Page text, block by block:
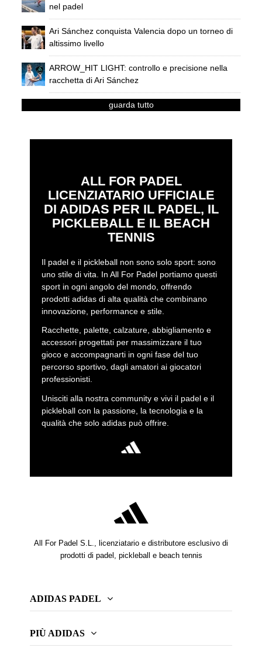
nel padel
Ari Sánchez conquista Valencia dopo un torneo di
altissimo livello
ARROW_HIT LIGHT: controllo e precisione nella
racchetta di Ari Sánchez
guarda tutto
ALL FOR PADEL
LICENZIATARIO UFFICIALE
DI ADIDAS PER IL PADEL, IL
PICKLEBALL E IL BEACH
TENNIS
Il padel e il pickleball non sono solo sport: sono
uno stile di vita. In All For Padel portiamo questi
sport in ogni angolo del mondo, offrendo
prodotti adidas di alta qualità che combinano
innovazione, performance e stile.
Racchette, palette, calzature, abbigliamento e
accessori progettati per massimizzare il tuo
gioco e accompagnarti in ogni fase del tuo
percorso sportivo, dagli amatori ai giocatori
professionisti.
Unisciti alla nostra community e vivi il padel e il
pickleball con la passione, la tecnologia e la
qualità che solo adidas può offrire.
All For Padel S.L., licenziatario e distributore esclusivo di
prodotti di padel, pickleball e beach tennis
ADIDAS PADEL
PIÙ ADIDAS